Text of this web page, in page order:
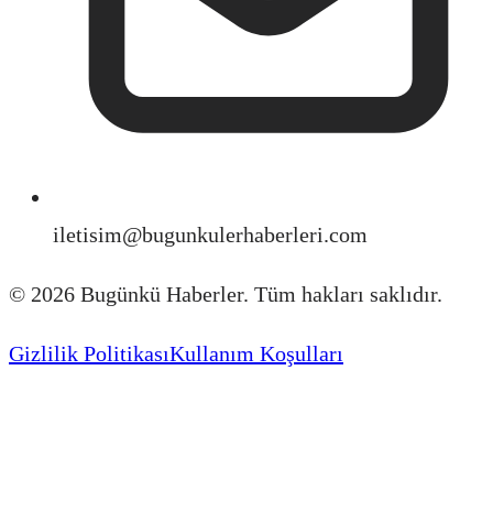
iletisim@bugunkulerhaberleri.com
© 2026 Bugünkü Haberler. Tüm hakları saklıdır.
Gizlilik PolitikasıKullanım Koşulları